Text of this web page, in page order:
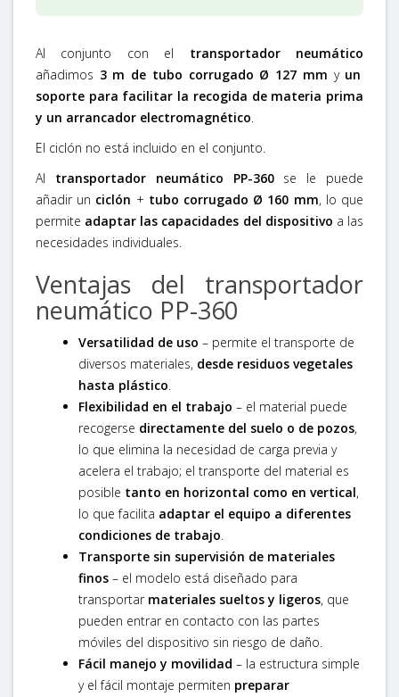
Al conjunto con el transportador neumático
añadimos 3 m de tubo corrugado Ø 127 mm y un
soporte para facilitar la recogida de materia prima
y un arrancador electromagnético.
El ciclón no está incluido en el conjunto.
Al transportador neumático PP-360se le puede
añadir un ciclón + tubo corrugado Ø 160 mm, lo que
permite adaptar las capacidades del dispositivo a las
necesidades individuales.
Ventajas del transportador
neumático PP-360
Versatilidad de uso – permite el transporte de
diversos materiales, desde residuos vegetales
hasta plástico.
Flexibilidad en el trabajo – el material puede
recogerse directamente del suelo o de pozos,
lo que elimina la necesidad de carga previa y
acelera el trabajo; el transporte del material es
posible tanto en horizontal como en vertical,
lo que facilita adaptar el equipo a diferentes
condiciones de trabajo.
Transporte sin supervisión de materiales
finos – el modelo está diseñado para
transportar materiales sueltos y ligeros, que
pueden entrar en contacto con las partes
móviles del dispositivo sin riesgo de daño.
Fácil manejo y movilidad – la estructura simple
y el fácil montaje permiten preparar